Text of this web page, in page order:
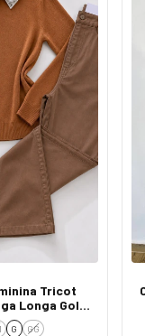
Tricot
Longa Gola
Caramelo
G GG